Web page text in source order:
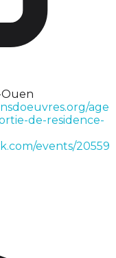
Ouen
age
de-residence-
events/20559